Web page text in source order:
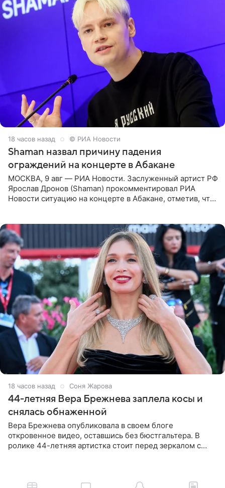
18 часов назад © РИА Новости
Shaman назвал причину падения
ограждений на концерте в Абакане
МОСКВА, 9 авг — РИА Новости. Заслуженный артист РФ
Ярослав Дронов (Shaman) прокомментировал РИА
Новости ситуацию на концерте в Абакане, отметив, что
18 часов назад Соня Жарова
44-летняя Вера Брежнева заплела косы и
снялась обнаженной
Вера Брежнева опубликовала в своем блоге
откровенное видео, оставшись без бюстгальтера. В
ролике 44-летняя артистка стоит перед зеркалом с